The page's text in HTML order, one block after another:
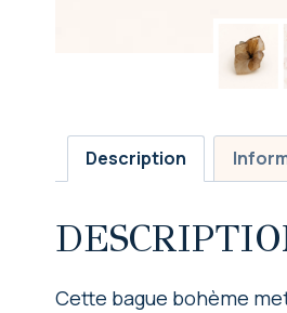
Description
Cette bague bohème